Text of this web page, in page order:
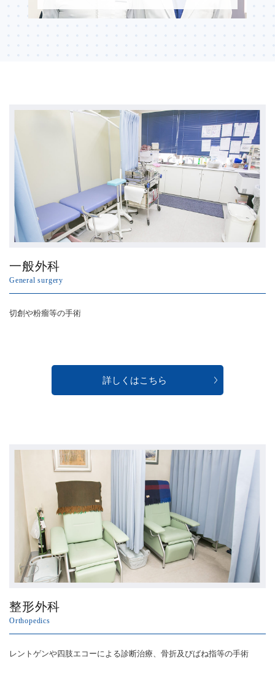
一般外科
General surgery
切創や粉瘤等の手術
詳しくはこちら
整形外科
Orthopedics
レントゲンや四肢エコーによる診断治療、骨折及びばね指等の手術